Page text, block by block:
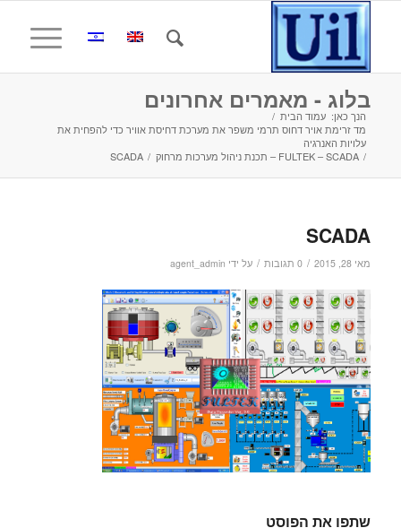
בלוג - מאמרים אחרונים
הנך כאן: עמוד הבית /
מד זרימת אויר דחוס תרמי משפר את מערכת דחיסת אוויר כדי להפחית את
עלויות האנרגיה
/ FULTEK – SCADA – תכנת ניהול מערכות מרחוק /
SCADA
SCADA
מאי 28, 2015 / 0 תגובות / על ידי agent_admin
שתפו את הפוסט